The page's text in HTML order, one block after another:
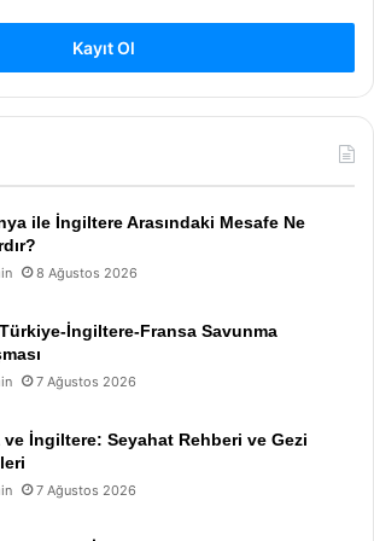
Kayıt Ol
ile İngiltere Arasındaki Mesafe Ne
8 Ağustos 2026
İngiltere-Fransa Savunma
7 Ağustos 2026
ve İngiltere: Seyahat Rehberi ve Gezi
7 Ağustos 2026